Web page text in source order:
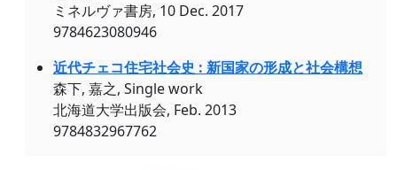
ミネルヴァ書房, 10 Dec. 2017
9784623080946
近代チェコ住宅社会史 : 新国家の形成と社会構想
森下, 嘉之, Single work
北海道大学出版会, Feb. 2013
9784832967762